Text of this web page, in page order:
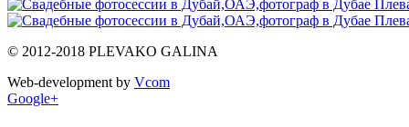
© 2012-2018 PLEVAKO GALINA
Web-development by Vcom
Google+